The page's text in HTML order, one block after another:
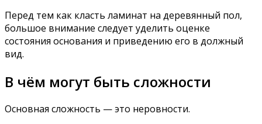
Перед тем как класть ламинат на деревянный пол,
большое внимание следует уделить оценке
состояния основания и приведению его в должный
вид.
В чём могут быть сложности
Основная сложность — это неровности.